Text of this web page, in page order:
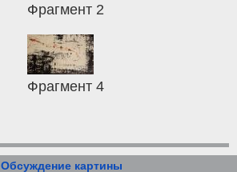
Фрагмент 2
Фрагмент 4
Обсуждение картины